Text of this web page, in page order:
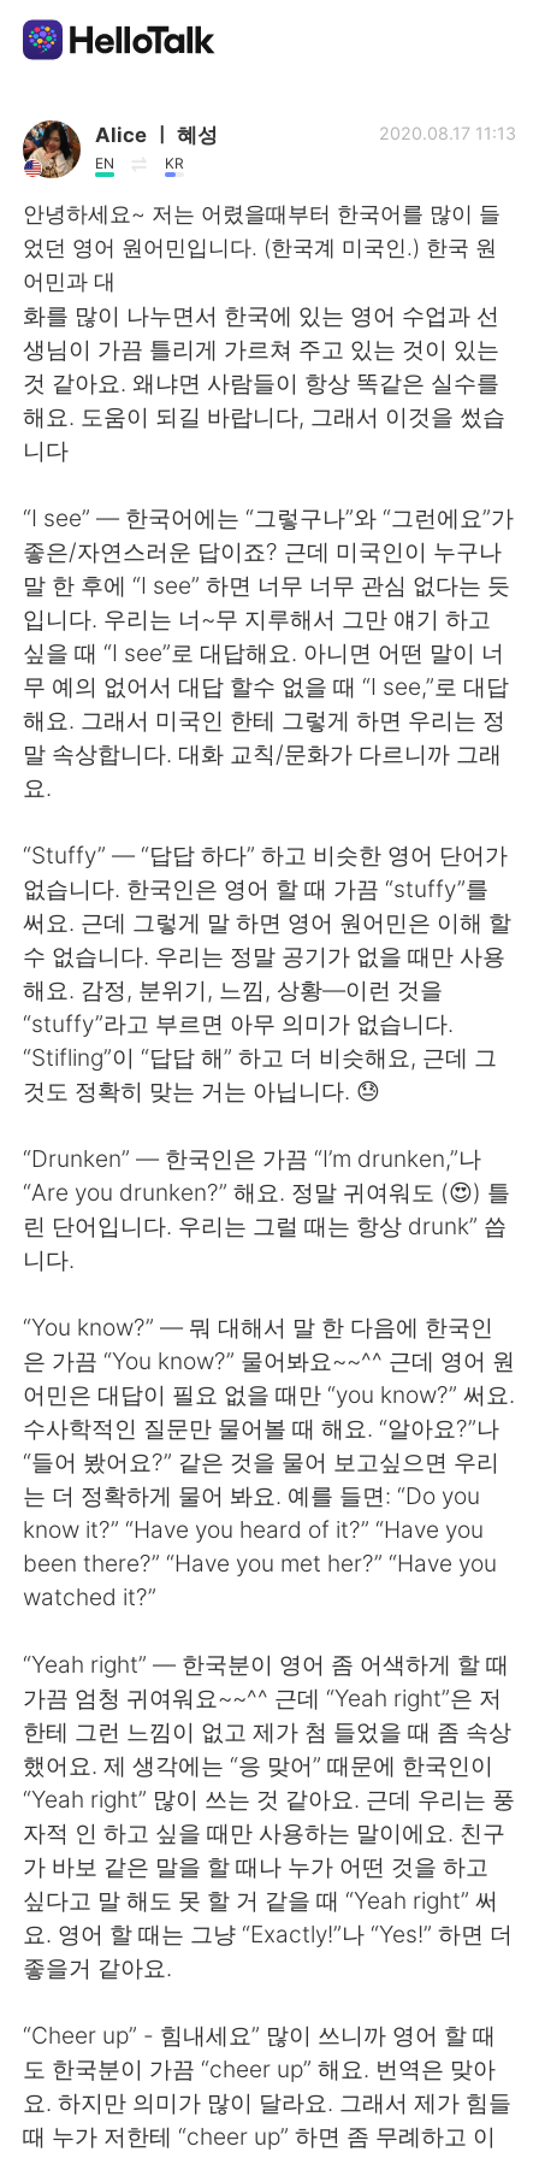
언어 교환 앱
AI Grammar Checker
한국어
English 简体中文
繁體中文 Español
Deutsch 日本語
Русский ไทย
Indonesia Italiano
Türkçe Tiếng Việt
Alice ㅣ 혜성
EN KR
2020.08.17 11:13
안녕하세요~ 저는 어렸을때부터 한국어를 많이 들
었던 영어 원어민입니다. (한국계 미국인.) 한국 원
어민과 대
화를 많이 나누면서 한국에 있는 영어 수업과 선
생님이 가끔 틀리게 가르쳐 주고 있는 것이 있는
것 같아요. 왜냐면 사람들이 항상 똑같은 실수를
해요. 도움이 되길 바랍니다, 그래서 이것을 썼습
니다
“I see” — 한국어에는 “그렇구나”와 “그런에요”가
좋은/자연스러운 답이죠? 근데 미국인이 누구나
말 한 후에 “I see” 하면 너무 너무 관심 없다는 듯
입니다. 우리는 너~무 지루해서 그만 얘기 하고
싶을 때 “I see”로 대답해요. 아니면 어떤 말이 너
무 예의 없어서 대답 할수 없을 때 “I see,”로 대답
해요. 그래서 미국인 한테 그렇게 하면 우리는 정
말 속상합니다. 대화 교칙/문화가 다르니까 그래
요.
“Stuffy” — “답답 하다” 하고 비슷한 영어 단어가
없습니다. 한국인은 영어 할 때 가끔 “stuffy”를
써요. 근데 그렇게 말 하면 영어 원어민은 이해 할
수 없습니다. 우리는 정말 공기가 없을 때만 사용
해요. 감정, 분위기, 느낌, 상황—이런 것을
“stuffy”라고 부르면 아무 의미가 없습니다.
“Stifling”이 “답답 해” 하고 더 비슷해요, 근데 그
것도 정확히 맞는 거는 아닙니다. 😓
“Drunken” — 한국인은 가끔 “I’m drunken,”나
“Are you drunken?” 해요. 정말 귀여워도 (😍) 틀
린 단어입니다. 우리는 그럴 때는 항상 drunk” 씁
니다.
“You know?” — 뭐 대해서 말 한 다음에 한국인
은 가끔 “You know?” 물어봐요~~^^ 근데 영어 원
어민은 대답이 필요 없을 때만 “you know?” 써요.
수사학적인 질문만 물어볼 때 해요. “알아요?”나
“들어 봤어요?” 같은 것을 물어 보고싶으면 우리
는 더 정확하게 물어 봐요. 예를 들면: “Do you
know it?” “Have you heard of it?” “Have you
been there?” “Have you met her?” “Have you
watched it?”
“Yeah right” — 한국분이 영어 좀 어색하게 할 때
가끔 엄청 귀여워요~~^^ 근데 “Yeah right”은 저
한테 그런 느낌이 없고 제가 첨 들었을 때 좀 속상
했어요. 제 생각에는 “응 맞어” 때문에 한국인이
“Yeah right” 많이 쓰는 것 같아요. 근데 우리는 풍
자적 인 하고 싶을 때만 사용하는 말이에요. 친구
가 바보 같은 말을 할 때나 누가 어떤 것을 하고
싶다고 말 해도 못 할 거 같을 때 “Yeah right” 써
요. 영어 할 때는 그냥 “Exactly!”나 “Yes!” 하면 더
좋을거 같아요.
“Cheer up” - 힘내세요” 많이 쓰니까 영어 할 때
도 한국분이 가끔 “cheer up” 해요. 번역은 맞아
요. 하지만 의미가 많이 달라요. 그래서 제가 힘들
때 누가 저한테 “cheer up” 하면 좀 무례하고 이